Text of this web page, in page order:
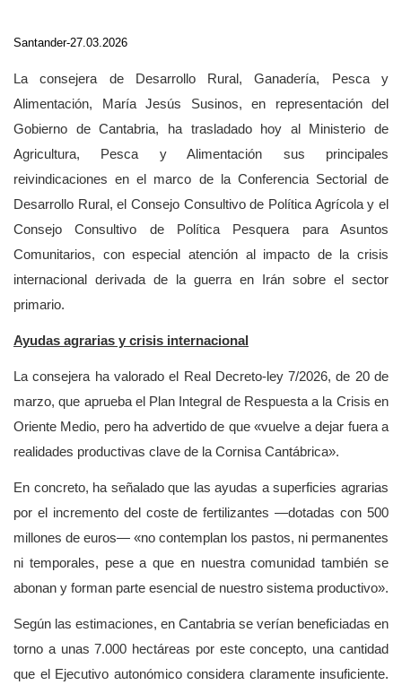
Santander-27.03.2026
La consejera de Desarrollo Rural, Ganadería, Pesca y
Alimentación, María Jesús Susinos, en representación del
Gobierno de Cantabria, ha trasladado hoy al Ministerio de
Agricultura, Pesca y Alimentación sus principales
reivindicaciones en el marco de la Conferencia Sectorial de
Desarrollo Rural, el Consejo Consultivo de Política Agrícola y el
Consejo Consultivo de Política Pesquera para Asuntos
Comunitarios, con especial atención al impacto de la crisis
internacional derivada de la guerra en Irán sobre el sector
primario.
Ayudas agrarias y crisis internacional
La consejera ha valorado el Real Decreto-ley 7/2026, de 20 de
marzo, que aprueba el Plan Integral de Respuesta a la Crisis en
Oriente Medio, pero ha advertido de que «vuelve a dejar fuera a
realidades productivas clave de la Cornisa Cantábrica».
En concreto, ha señalado que las ayudas a superficies agrarias
por el incremento del coste de fertilizantes —dotadas con 500
millones de euros— «no contemplan los pastos, ni permanentes
ni temporales, pese a que en nuestra comunidad también se
abonan y forman parte esencial de nuestro sistema productivo».
Según las estimaciones, en Cantabria se verían beneficiadas en
torno a unas 7.000 hectáreas por este concepto, una cantidad
que el Ejecutivo autonómico considera claramente insuficiente.